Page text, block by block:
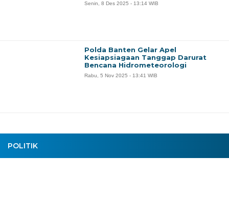
POLITIK
Senin, 8 Des 2025 - 13:14 WIB
Polda Banten Gelar Apel
Kesiapsiagaan Tanggap Darurat
Bencana Hidrometeorologi
Rabu, 5 Nov 2025 - 13:41 WIB